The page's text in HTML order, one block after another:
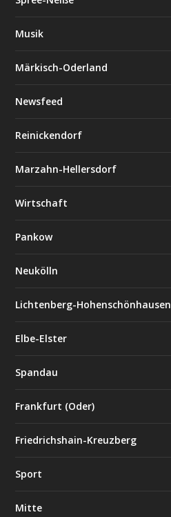
Musik
Märkisch-Oderland
Newsfeed
Reinickendorf
Marzahn-Hellersdorf
Wirtschaft
Pankow
Neukölln
Lichtenberg-Hohenschönhausen
Elbe-Elster
Spandau
Frankfurt (Oder)
Friedrichshain-Kreuzberg
Sport
Mitte